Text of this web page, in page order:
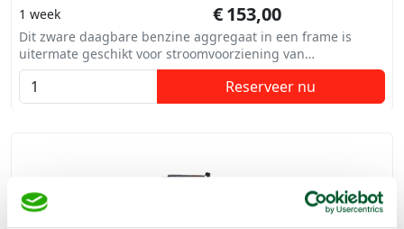
1 week €153,00
Dit zware daagbare benzine aggregaat in een frame is
uitermate geschikt voor stroomvoorziening van
bouwmachines, carnaval en andere evenementen.
Reserveer nu